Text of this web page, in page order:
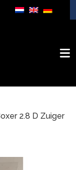
2.8 D Zuiger